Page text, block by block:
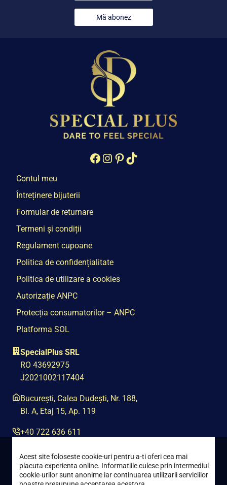
Mă abonez
Facebook
Instagram
Pinterest
TikTok
Contul meu
Întreținere bijuterii
Formular de returnare
Termeni și condiții
Regulament cupoane
Politica de confidențialitate
Politica de utilizare a cookies
Autorizație ANPC
Protecția consumatorilor – ANPC
Platforma SOL
SpecialPlus SRL
RO 43692975
J2021002117404
București, Calea Dudești, Nr. 188,
Bl. A, Etaj 15, Ap. 119
+40 722 636 611
contact@special-plus.ro
Acest site foloseste cookie-uri pentru a-ti oferi cea mai
placuta experienta online. Informatiile culese prin intermediul
cookie-urilor sunt anonime iar continuarea utilizarii serviciilor